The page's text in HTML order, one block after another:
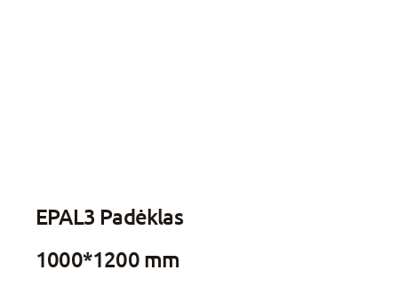
EPAL3 Padėklas
1000*1200 mm